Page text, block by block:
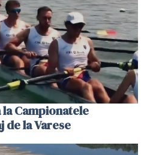
Campionatele
de la Varese